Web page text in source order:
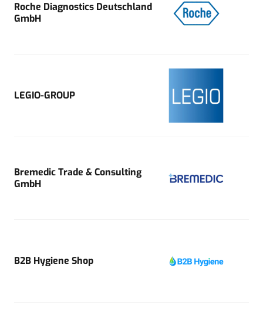
Roche Diagnostics Deutschland
GmbH
LEGIO-GROUP
Bremedic Trade & Consulting
GmbH
B2B Hygiene Shop